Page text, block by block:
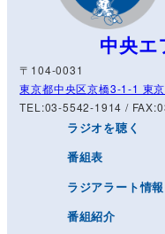
中央エ
〒104-0031
東京都中央区京橋3-1-1 東
TEL:03-5542-1914 /
ラジオを聴く
番組表
ラジアラート情報
番組紹介